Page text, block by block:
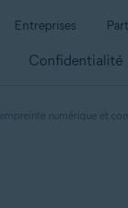
Entreprises
Confidentialité
empreinte numérique et